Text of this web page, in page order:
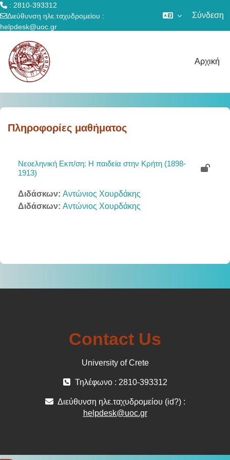
: 2810-393312
Διεύθυνση ηλε.ταχυδρομείου :
helpdesk@uoc.gr
Σύνδεση
Αρχική
Πληροφορίες μαθήματος
Νεοεληνική Εκπ/ση: Η παιδεία στην Κρήτη (1898-
1913)
Διδάσκων: Αντώνιος Χουρδάκης
Διδάσκων: Αντώνιος Χουρδάκης
Contact Us
University of Crete
Τηλέφωνο : 2810-393312
Διεύθυνση ηλε.ταχυδρομείου (id?) :
helpdesk@uoc.gr